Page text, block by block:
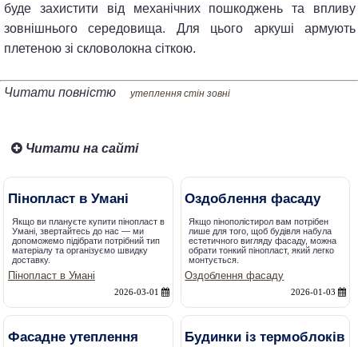
буде захистити від механічних пошкоджень та впливу
зовнішнього середовища. Для цього аркуші армують
плетеною зі скловолокна сіткою.
Читати повністю утеплення стін зовні
Читати на сайті
Пінопласт в Умані
Якщо ви плануєте купити пінопласт в
Умані, звертайтесь до нас — ми
допоможемо підібрати потрібний тип
матеріалу та організуємо швидку
доставку.
Пінопласт в Умані
2026-03-01
Оздоблення фасаду
Якщо пінополістирол вам потрібен
лише для того, щоб будівля набула
естетичного вигляду фасаду, можна
обрати тонкий пінопласт, який легко
монтується.
Оздоблення фасаду
2026-01-03
Фасадне утеплення Будинки із термоблоків